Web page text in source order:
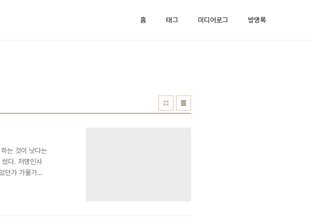
홈 태그 미디어로그 방명록
는 것이 낫다는
다. 저명인사
던가 가물가물
린터가 없던